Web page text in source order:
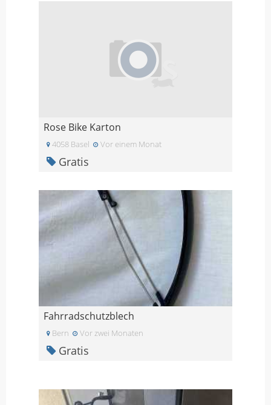
Rose Bike Karton
4058 Basel Vor einem Monat
Gratis
Fahrradschutzblech
Bern Vor zwei Monaten
Gratis